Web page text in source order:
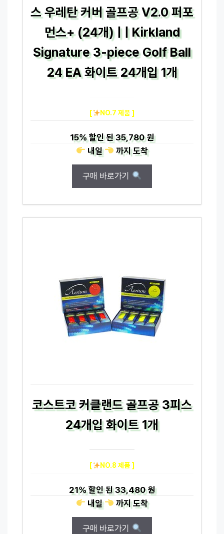
스 우레탄 커버 골프공 V2.0 퍼포
먼스+ (24개) | | Kirkland
Signature 3-piece Golf Ball
24 EA 화이트 24개입 1개
[ NO.7 제품 ]
15%할인 된35,780 원
내일
까지도착
구매 바로가기
코스트코 커클랜드 골프공 3피스
24개입 화이트 1개
[ NO.8 제품 ]
21%할인 된33,480 원
내일
까지도착
구매 바로가기